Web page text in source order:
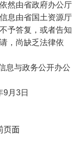
然由省政府办公厅
息由省国土资源厅
予答复，或者告知
，尚缺乏法律依
政务公开办公
3日
页面